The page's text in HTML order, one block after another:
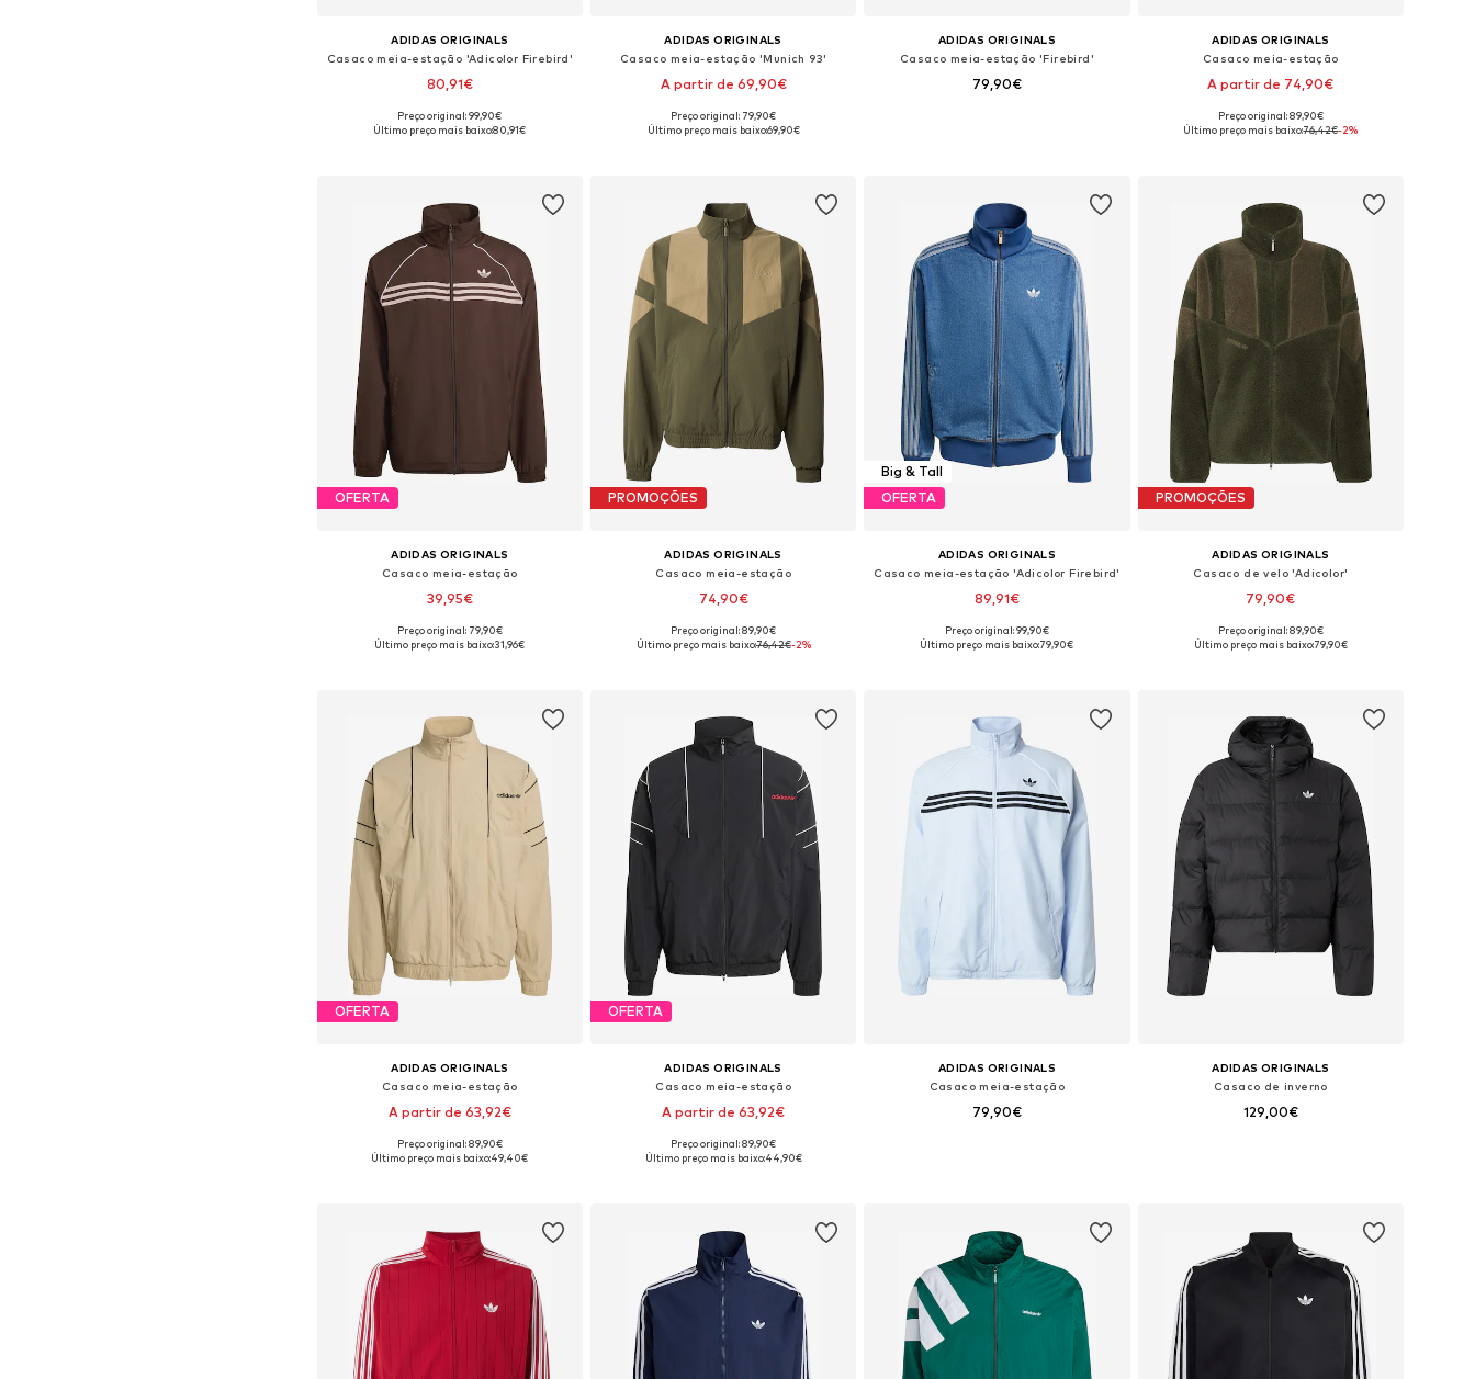
ADIDAS ORIGINALS
Casaco meia-estação 'Adicolor Firebird'
80,91€
Preço original: 99,90€
Último preço mais baixo:80,91€
ADIDAS ORIGINALS
Casaco meia-estação 'Munich 93'
A partir de 69,90€
Tamanhos disponíveis: XS, S, M, L, XL, XXL
Preço original: 79,90€
Último preço mais baixo:69,90€
ADIDAS ORIGINALS
Casaco meia-estação 'Firebird'
79,90€
ADIDAS ORIGINALS
Casaco meia-estação
A partir de 74,90€
Disponível em vários tamanhos
Preço original: 89,90€
Último preço mais baixo:76,42€-2%
OFERTA
ADIDAS ORIGINALS
Casaco meia-estação
39,95€
Preço original: 79,90€
Último preço mais baixo:31,96€
PROMOÇÕES
ADIDAS ORIGINALS
Casaco meia-estação
74,90€
Tamanhos disponíveis: XS, S, M, L, XL, XXL
Preço original: 89,90€
Último preço mais baixo:76,42€-2%
Big & Tall
OFERTA
ADIDAS ORIGINALS
Casaco meia-estação 'Adicolor Firebird'
89,91€
Preço original: 99,90€
Último preço mais baixo:79,90€
PROMOÇÕES
ADIDAS ORIGINALS
Casaco de velo 'Adicolor'
79,90€
Tamanhos disponíveis: S, M, L, XXL
Preço original: 89,90€
Último preço mais baixo:79,90€
OFERTA
ADIDAS ORIGINALS
Casaco meia-estação
A partir de 63,92€
Preço original: 89,90€
Último preço mais baixo:49,40€
OFERTA
ADIDAS ORIGINALS
Casaco meia-estação
A partir de 63,92€
Preço original: 89,90€
Último preço mais baixo:44,90€
ADIDAS ORIGINALS
Casaco meia-estação
79,90€
ADIDAS ORIGINALS
Casaco de inverno
129,00€